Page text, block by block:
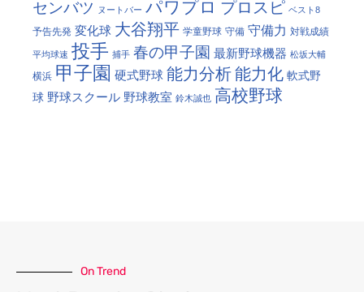
センバツ ヌートバー パワプロ プロスピ ベスト8
予告先発 変化球 大谷翔平 学童野球 守備 守備力 対戦成績
平均球速 投手 捕手 春の甲子園 最新野球機器 松坂大輔
横浜 甲子園 硬式野球 能力分析能力化 軟式野
球 野球スクール 野球教室 鈴木誠也 高校野球
On Trend